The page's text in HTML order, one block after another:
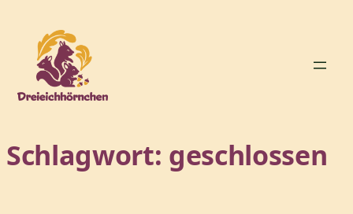
Inhalt
springen
Schlagwort: geschlossen